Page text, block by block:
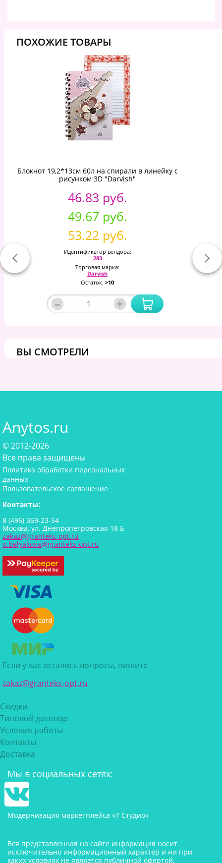
ПОХОЖИЕ ТОВАРЫ
Блокнот 19,2*13см 60л на спирали в линейку с
рисунком 3D "Darvish"
46.83 руб.
49.67 руб.
53.22 руб.
Идентификатор вендора:
283
Торговая марка:
Darvish
Остаток: >10
– +
ВЫ СМОТРЕЛИ
Anytos.ru
© 2012-2026
Все права защищены
Политика обработки персональных
данных
Пользовательское соглашение
Контакты:
8 (495) 369-23-54
Москва, ул. Днепропетровская 18 Б
zakaz@granteks-opt.ru
o.belyakova@granteks-opt.ru
Если у вас остались вопросы, пишите
zakaz@granteks-opt.ru
Скидки
Типовой договор
Условия работы
Контакты
Доставка
Мы в социальных сетях:
Модернизация маркетплейса «7 Студио»
Вся представленная на сайте информация носит
исключительно информационный характер и ни при
каких условиях не является публичной офертой,